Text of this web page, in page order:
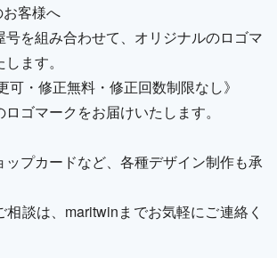
お客様へ
号を組み合わせて、オリジナルのロゴマ
ます。
可・修正無料・修正回数制限なし》
ゴマークをお届けいたします。
ップカードなど、各種デザイン制作も承
談は、maritwinまでお気軽にご連絡く